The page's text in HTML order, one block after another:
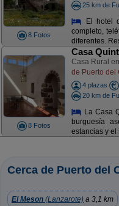
8 Fotos
25 km de
El hotel
completo,
diferentes.
8 Fotos
Casa
Casa Rural en
de Puerto del
4 plazas
20 km de
La Casa
burguesía
estancias y el
Cerca de Puerto del
El Meson (Lanzarote) a 3,1 km